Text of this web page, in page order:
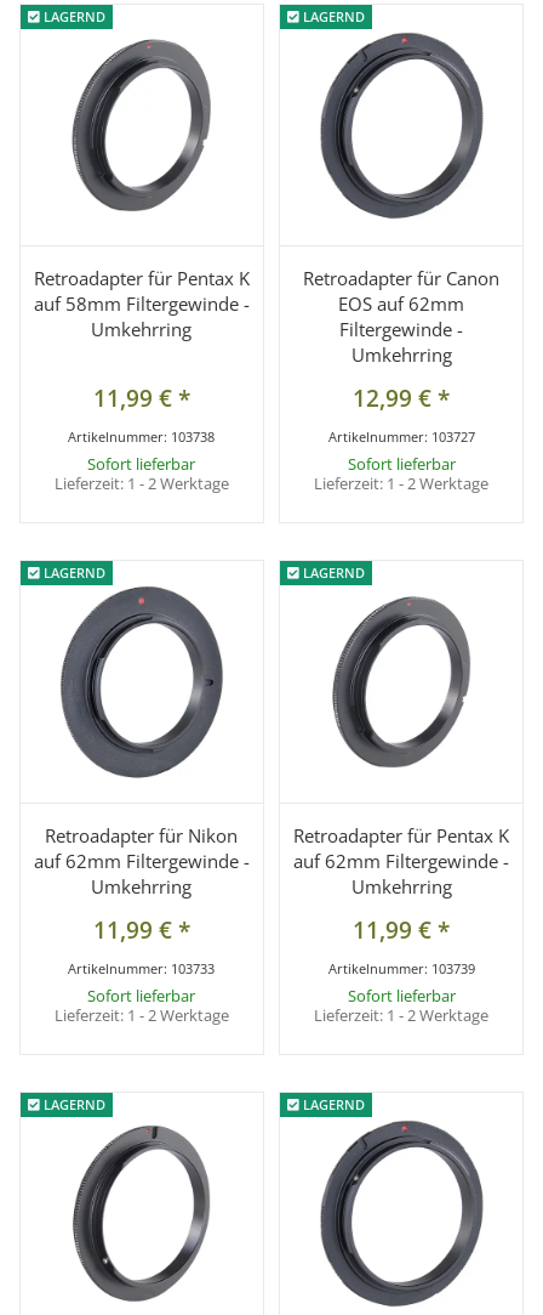
LAGERND
LAGERND
Retroadapter für Pentax K
auf 58mm Filtergewinde -
Umkehrring
11,99 €*
Artikelnummer: 103738
Sofort lieferbar
Lieferzeit: 1 - 2 Werktage
LAGERND
LAGERND
Retroadapter für Canon
EOS auf 62mm
Filtergewinde -
Umkehrring
12,99 €*
Artikelnummer: 103727
Sofort lieferbar
Lieferzeit: 1 - 2 Werktage
LAGERND
LAGERND
Retroadapter für Nikon
auf 62mm Filtergewinde -
Umkehrring
11,99 €*
Artikelnummer: 103733
Sofort lieferbar
Lieferzeit: 1 - 2 Werktage
LAGERND
LAGERND
Retroadapter für Pentax K
auf 62mm Filtergewinde -
Umkehrring
11,99 €*
Artikelnummer: 103739
Sofort lieferbar
Lieferzeit: 1 - 2 Werktage
LAGERND
LAGERND LAGERND
LAGERND